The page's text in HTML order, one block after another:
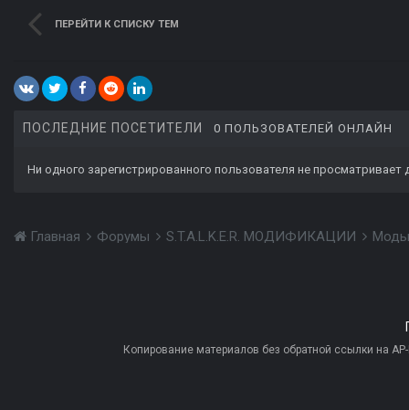
ПЕРЕЙТИ К СПИСКУ ТЕМ
ПОСЛЕДНИЕ ПОСЕТИТЕЛИ 0 ПОЛЬЗОВАТЕЛЕЙ ОНЛАЙН
Ни одного зарегистрированного пользователя не просматривает
Главная Форумы S.T.A.L.K.E.R. МОДИФИКАЦИИ
Копирование материалов без обратной ссылки на